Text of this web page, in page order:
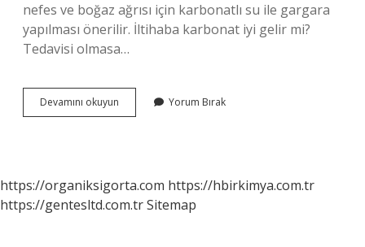
nefes ve boğaz ağrısı için karbonatlı su ile gargara
yapılması önerilir. İltihaba karbonat iyi gelir mi?
Tedavisi olmasa…
Devamını okuyun Karbonat
Diş
Mi
Yorum Bırak
https://organiksigorta.com https://hbirkimya.com.tr
https://gentesltd.com.trSitemap